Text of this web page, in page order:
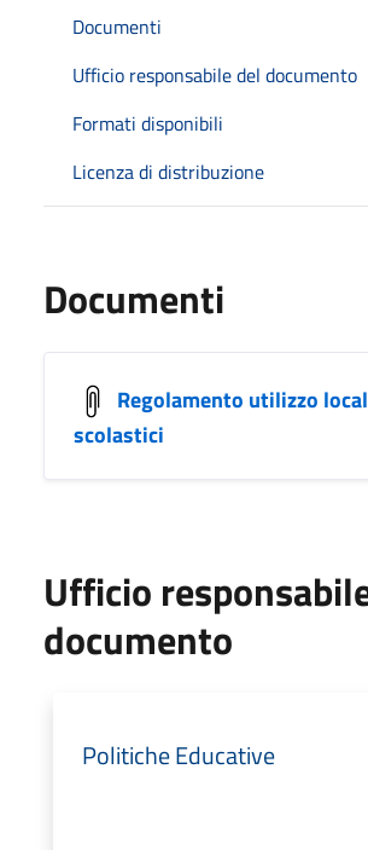
Documenti
Ufficio responsabile del documento
Formati disponibili
Licenza di distribuzione
Documenti
Regolamento utilizzo
scolastici
Ufficio
documento
Politiche Educative